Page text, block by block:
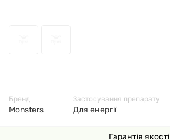
Гарантія якості
Бренд
Monsters
Застосування препарату
Для енергії